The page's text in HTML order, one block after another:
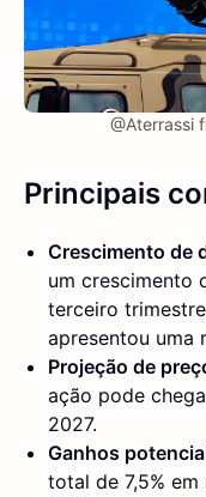
@Aterrassi
Principais
Crescimento de
um crescimento
terceiro
apresentou uma
Projeção de
ação pode
2027.
Ganhos
total de 7,5%